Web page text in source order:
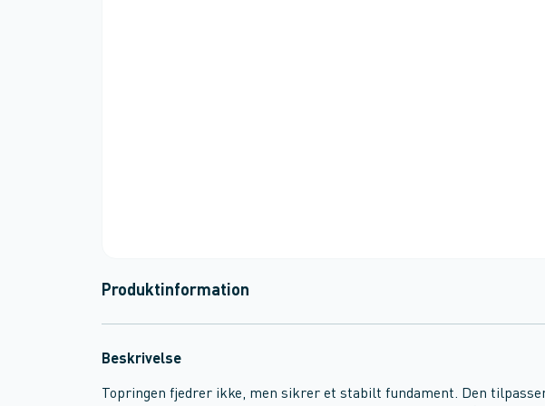
Produktinformation
Beskrivelse
Topringen fjedrer ikke, men sikrer et stabilt fundament. Den